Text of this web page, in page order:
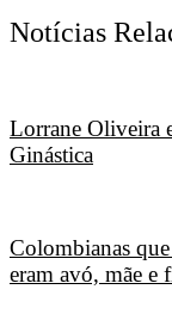
Notícias
Lorrane Oliveira
Ginástica
Colombianas
eram avó, mãe e